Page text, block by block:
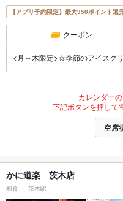
【アプリ予約限定】最大350ポイント還
クーポン
<月～木限定>☆季節のアイスク
カレンダー
下記ボタンを押して
空席
かに道楽 茨木店
和食 茨木駅